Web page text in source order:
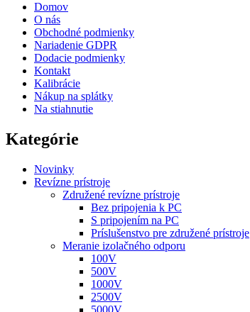
Domov
O nás
Obchodné podmienky
Nariadenie GDPR
Dodacie podmienky
Kontakt
Kalibrácie
Nákup na splátky
Na stiahnutie
Kategórie
Novinky
Revízne prístroje
Združené revízne prístroje
Bez pripojenia k PC
S pripojením na PC
Príslušenstvo pre združené prístroje
Meranie izolačného odporu
100V
500V
1000V
2500V
5000V